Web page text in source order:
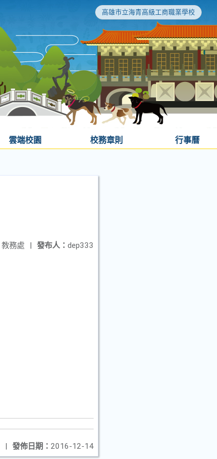
高雄市立海青高級工商職業學校
雲端校園 校務章則 行事曆
發布人： dep333
教務處 |
發佈日期： 2016-12-14
|